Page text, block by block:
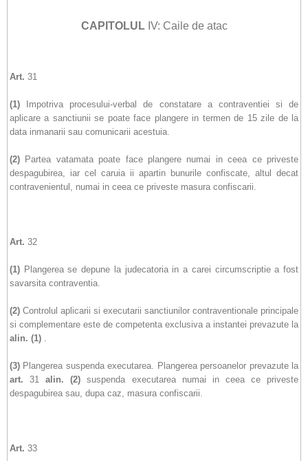
CAPITOLULIV: Caile de atac
Art. 31
(1)
Impotriva procesului-verbal de constatare a contraventiei si de
aplicare a sanctiunii se poate face plangere in termen de 15 zile de la
data inmanarii sau comunicarii acestuia.
(2) Partea vatamata poate face plangere numai in ceea ce priveste
despagubirea, iar cel caruia ii apartin bunurile confiscate, altul decat
contravenientul, numai in ceea ce priveste masura confiscarii.
Art. 32
(1) Plangerea se depune la judecatoria in a carei circumscriptie a fost
savarsita contraventia.
(2) Controlul aplicarii si executarii sanctiunilor contraventionale principale
si complementare este de competenta exclusiva a instantei prevazute la
alin. (1) .
(3) Plangerea suspenda executarea. Plangerea persoanelor prevazute la
art. 31alin. (2)suspenda executarea numai in ceea ce priveste
despagubirea sau, dupa caz, masura confiscarii.
Art. 33